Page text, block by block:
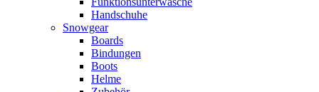
Handschuhe
Snowgear
Boards
Bindungen
Boots
Helme